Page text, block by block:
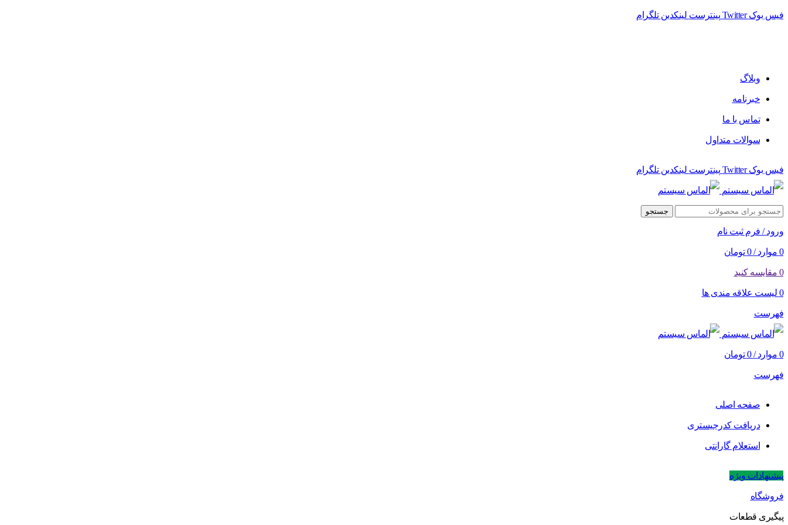
فیس بوک Twitter پینترست لینکدین تلگرام
وبلاگ
خبرنامه
تماس با ما
سوالات متداول
فیس بوک Twitter پینترست لینکدین تلگرام
جستجو
ورود / فرم ثبت نام
0 موارد /
0 تومان
0 مقایسه کنید
0 لیست علاقه مندی ها
فهرست
0 موارد /
0 تومان
فهرست
صفحه اصلی
دریافت کدرجیستری
استعلام گارانتی
پیشنهادات ویژه
فروشگاه
پیگیری قطعات